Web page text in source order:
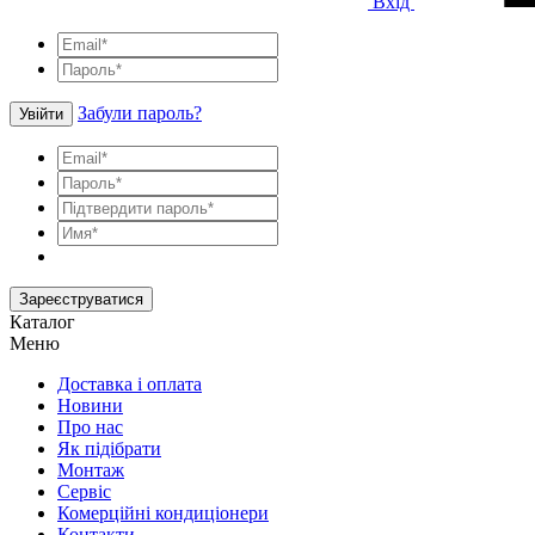
Увійти Забули пароль?
Зареєструватися
Каталог
Меню
Доставка і оплата
Новини
Про нас
Як підібрати
Монтаж
Сервіс
Комерційні кондиціонери